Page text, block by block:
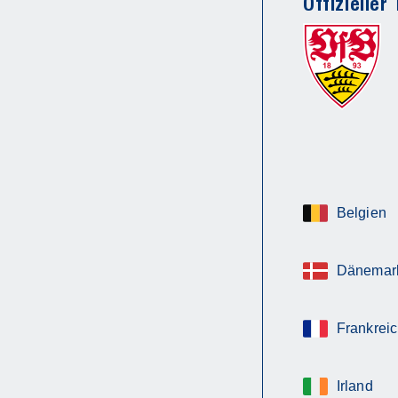
Langlebigkeit und die passende Funktion für den
Belgien
Irland